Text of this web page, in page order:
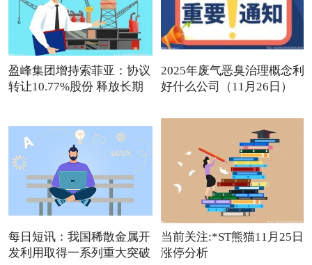
盈峰集团增持索菲亚：协议
转让10.77%股份 释放长期
2025年废气恶臭治理概念利
好什么公司（11月26日）
每日短讯：我国稀散金属开
发利用取得一系列重大突破
当前关注:*ST熊猫11月25日
涨停分析